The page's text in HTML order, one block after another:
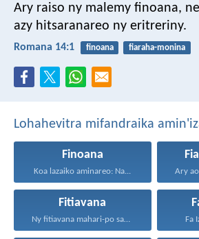
Ary raiso ny malemy finoana,
azy hitsaranareo ny eritreriny.
Romana 14:1 finoana fiaraha-monina
Lohahevitra mifandraika
Finoana
Koa lazaiko aminareo: Na...
Fitiavana
Ny fitiavana mahari-po sady... Fa